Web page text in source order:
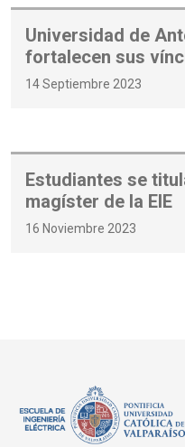
Universidad de
fortalecen sus
14 Septiembre 2023
Estudiantes se
magíster de la EIE
16 Noviembre 2023